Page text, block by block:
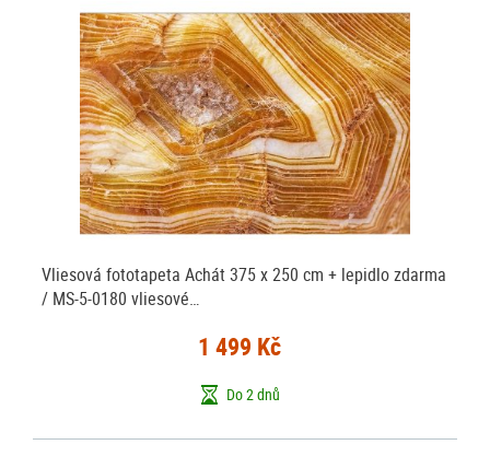
Vliesová fototapeta Achát 375 x 250 cm + lepidlo zdarma
/ MS-5-0180 vliesové…
1 499 Kč
Do 2 dnů